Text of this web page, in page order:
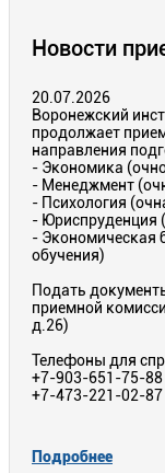
Новости
20.07.2026
Воронежский
продолжает
направления
- Экономика
- Менеджмент
- Психология
- Юриспруденция
- Экономическая
обучения)
Подать
приемной
д.26)
Телефоны для
+7-903-651-75-88
+7-473-221-02-87
Подробнее